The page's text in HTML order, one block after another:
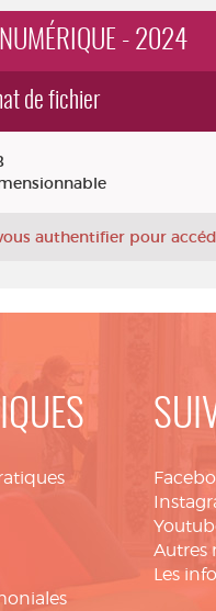
- 2024
de fichier
authentifier pour
Autres
Les